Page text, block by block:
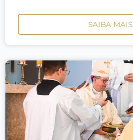
SAIBA MAIS